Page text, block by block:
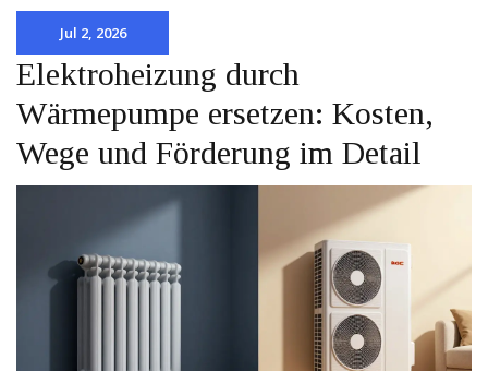
Jul 2, 2026
Elektroheizung durch
Wärmepumpe ersetzen: Kosten,
Wege und Förderung im Detail